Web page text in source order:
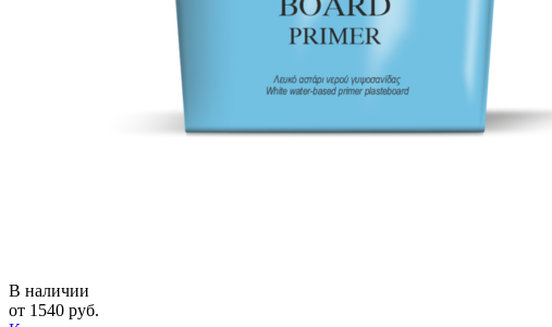
В наличии
от 1540 руб.